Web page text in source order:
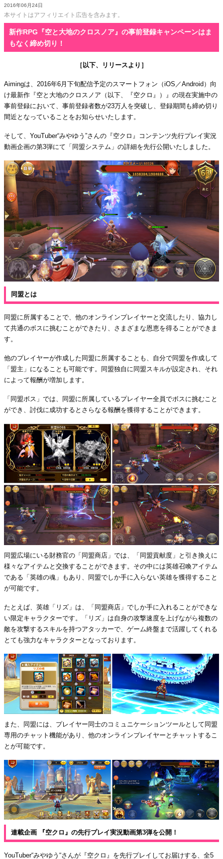
2016年06月24日
本サイトはアフィリエイト広告を含みます。
新作RPG『空と大地のクロスノア』の事前登録キャンペーンはま
もなく締め切り！
［以下、リリースより］
Aimingは、2016年6月下旬配信予定のスマートフォン（iOS／Android）向
け最新作『空と大地のクロスノア（以下、『空クロ』）』の現在実施中の
事前登録において、事前登録者数が23万人を突破し、登録期間も締め切り
間近となっていることをお知らせいたします。
そして、YouTuber“みやゆう”さんの『空クロ』コンテンツ先行プレイ実況
動画企画の第3弾にて「同盟システム」の詳細を先行公開いたしました。
同盟とは
同盟に所属することで、他のオンラインプレイヤーと交流したり、協力し
て共通のボスに挑むことができたり、さまざまな恩恵を得ることができま
す。
他のプレイヤーが作成した同盟に所属することも、自分で同盟を作成して
「盟主」になることも可能です。同盟独自に同盟スキルが設定され、それ
によって報酬が増加します。
「同盟ボス」では、同盟に所属しているプレイヤー全員でボスに挑むこと
ができ、討伐に成功するとさらなる報酬を獲得することができます。
同盟広場にいる財務官の「同盟商店」では、「同盟貢献度」と引き換えに
様々なアイテムと交換することができます。その中には英雄召喚アイテム
である「英雄の魂」もあり、同盟でしか手に入らない英雄を獲得すること
が可能です。
たとえば、英雄「リズ」は、「同盟商店」でしか手に入れることができな
い限定キャラクターです。「リズ」は自身の攻撃速度を上げながら複数の
敵を攻撃するスキルを持つアタッカーで、ゲーム終盤まで活躍してくれる
とても強力なキャラクターとなっております。
また、同盟には、プレイヤー同士のコミュニケーションツールとして同盟
専用のチャット機能があり、他のオンラインプレイヤーとチャットするこ
とが可能です。
連載企画 『空クロ』の先行プレイ実況動画第3弾を公開！
YouTuber“みやゆう“さんが『空クロ』を先行プレイしてお届けする、全5